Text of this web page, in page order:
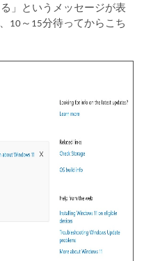
る」というメッセージが表
10～15分待ってからこち